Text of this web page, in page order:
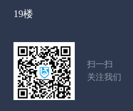
19楼
扫一扫
关注我们